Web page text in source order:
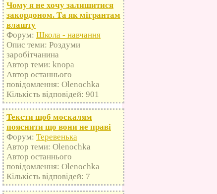
Чому я не хочу залишитися
закордоном. Та як мігрантам
влашту
Форум: Школа - навчання
Опис теми: Роздуми
заробітчанина
Автор теми: knopa
Автор останнього
повідомлення: Olenochka
Кількість відповідей: 901
Тексти щоб москалям
пояснити що вони не праві
Форум: Теревенька
Автор теми: Olenochka
Автор останнього
повідомлення: Olenochka
Кількість відповідей: 7